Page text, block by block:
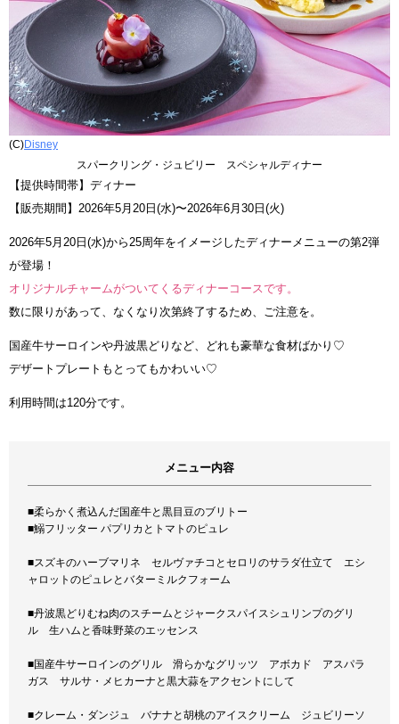
(C)Disney
スパークリング・ジュビリー スペシャルディナー
【提供時間帯】ディナー
【販売期間】2026年5月20日(水)〜2026年6月30日(火)
2026年5月20日(水)から25周年をイメージしたディナーメニューの第2弾
が登場！
オリジナルチャームがついてくるディナーコースです。
数に限りがあって、なくなり次第終了するため、ご注意を。
国産牛サーロインや丹波黒どりなど、どれも豪華な食材ばかり♡
デザートプレートもとってもかわいい♡
利用時間は120分です。
メニュー内容
■柔らかく煮込んだ国産牛と黒目豆のブリトー
■鰯フリッター パプリカとトマトのピュレ
■スズキのハーブマリネ セルヴァチコとセロリのサラダ仕立て エシ
ャロットのピュレとバターミルクフォーム
■丹波黒どりむね肉のスチームとジャークスパイスシュリンプのグリ
ル 生ハムと香味野菜のエッセンス
■国産牛サーロインのグリル 滑らかなグリッツ アボカド アスパラ
ガス サルサ・メヒカーナと黒大蒜をアクセントにして
■クレーム・ダンジュ バナナと胡桃のアイスクリーム ジュビリーソ